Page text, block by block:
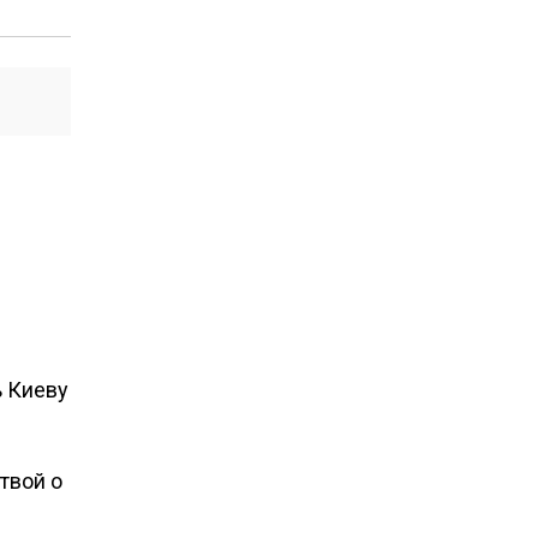
Киеву
о